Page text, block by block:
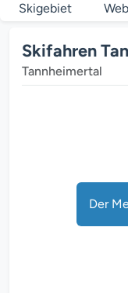
Skigebiet
Skifahren
Tannheimertal Der
Der